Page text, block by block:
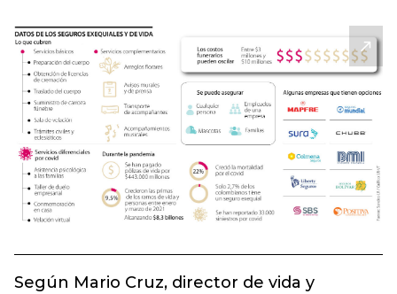
Según Mario Cruz, director de vida y